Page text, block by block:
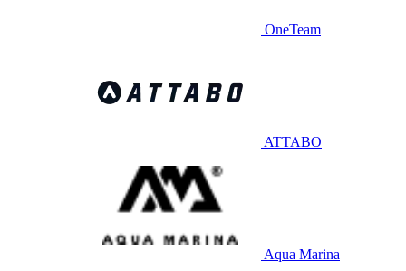
OneTeam
ATTABO
Aqua Marina